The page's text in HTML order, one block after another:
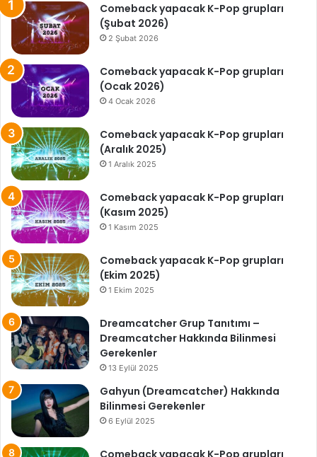
Comeback yapacak K-Pop grupları
(Şubat 2026)
2 Şubat 2026
Comeback yapacak K-Pop grupları
(Ocak 2026)
4 Ocak 2026
Comeback yapacak K-Pop grupları
(Aralık 2025)
1 Aralık 2025
Comeback yapacak K-Pop grupları
(Kasım 2025)
1 Kasım 2025
Comeback yapacak K-Pop grupları
(Ekim 2025)
1 Ekim 2025
Dreamcatcher Grup Tanıtımı –
Dreamcatcher Hakkında Bilinmesi
Gerekenler
13 Eylül 2025
Gahyun (Dreamcatcher) Hakkında
Bilinmesi Gerekenler
6 Eylül 2025
Comeback yapacak K-Pop grupları